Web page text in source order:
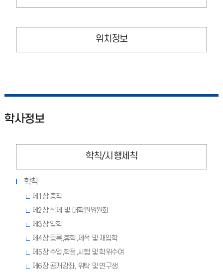
위치정보
학사정보
학칙/시행세칙
학칙
제1장 총칙
제2장 직제 및 대학원위원회
제3장 입학
제4장 등록,휴학,제적 및 재입학
제5장 수업,학점,시험 및 학위수여
제6장 공개강좌, 위탁 및 연구생